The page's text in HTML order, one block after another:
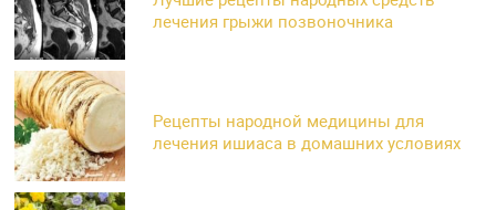
лечения грыжи позвоночника
Рецепты народной медицины для
лечения ишиаса в домашних условиях